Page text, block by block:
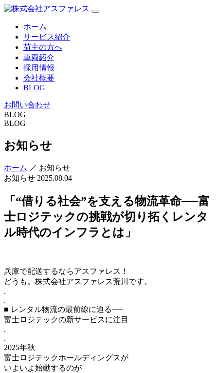
ホーム
サービス紹介
荷主の方へ
車両紹介
採用情報
会社概要
BLOG
お問い合わせ
BLOG
BLOG
お知らせ
ホーム ／ お知らせ
お知らせ 2025.08.04
「“借りる社会”を支える物流革命──富
士ロジテックの挑戦が切り拓くレンタ
ル時代のインフラとは」
兵庫で配送するならアスファレス！
どうも。株式会社アスファレス荒川です。
.
.
■ レンタル物流の最前線に迫る──
富士ロジテックの新サービスに注目
.
.
2025年秋
富士ロジテックホールディングスが
いよいよ始動するのが